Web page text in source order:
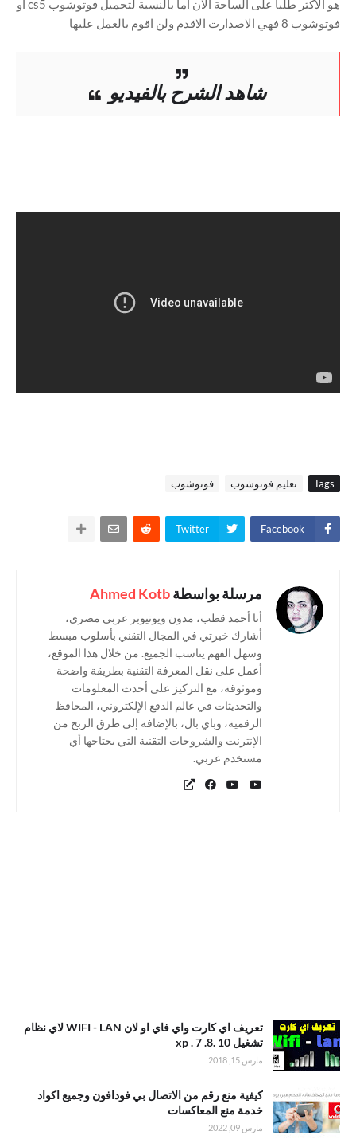
هو الاكثر طلبا على الساحة الان اما بالنسبة لتحميل فوتوشوب cs5 او
فوتوشوب 8 فهي الاصدارت الاقدم ولن اقوم بالعمل عليها
شاهد الشرح بالفيديو
Tags تعليم فوتوشوب فوتوشوب
Facebook
Twitter
مرسلة بواسطةAhmed Kotb
أنا أحمد قطب، مدون ويوتيوبر عربي مصري،
أشارك خبرتي في المجال التقني بأسلوب مبسط
وسهل الفهم يناسب الجميع. من خلال هذا الموقع،
أعمل على نقل المعرفة التقنية بطريقة واضحة
وموثوقة، مع التركيز على أحدث المعلومات
والتحديثات في عالم الدفع الإلكتروني، المحافظ
الرقمية، وباي بال، بالإضافة إلى طرق الربح من
الإنترنت والشروحات التقنية التي يحتاجها أي
مستخدم عربي.
تعريف اي كارت واي فاي او لان WIFI - LAN لاي نظام
تشغيل xp . 7 .8. 10
مارس 15, 2018
كيفية منع رقم من الاتصال بي فودافون وجميع اكواد
خدمة منع المعاكسات
مارس 09, 2022